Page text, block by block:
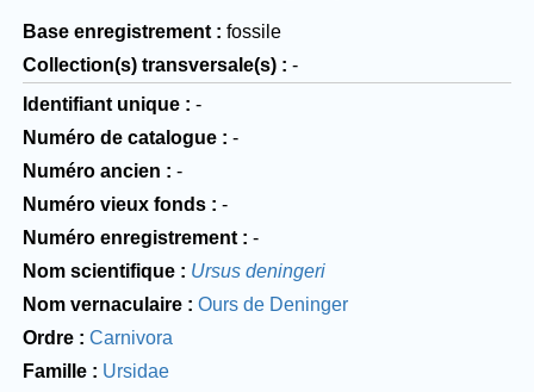
Base enregistrement
fossile
Collection(s) transversale(s)
-
Identifiant unique
-
Numéro de catalogue
-
Numéro ancien
-
Numéro vieux fonds
-
Numéro enregistrement
-
Nom scientifique
Ursus deningeri
Nom vernaculaire
Ours de Deninger
Ordre
Carnivora
Famille
Ursidae